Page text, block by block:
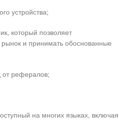
устройства;
который позволяет
и принимать обоснованные
от рефералов;
на многих языках, включая